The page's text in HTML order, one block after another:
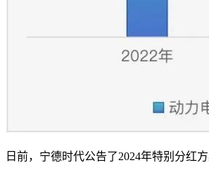
日前，宁德时代公告了2024年特别分红